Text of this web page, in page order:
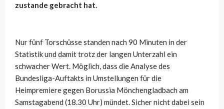
zustande gebracht hat.
Nur fünf Torschüsse standen nach 90 Minuten in der
Statistik und damit trotz der langen Unterzahl ein
schwacher Wert. Möglich, dass die Analyse des
Bundesliga-Auftakts in Umstellungen für die
Heimpremiere gegen Borussia Mönchengladbach am
Samstagabend (18.30 Uhr) mündet. Sicher nicht dabei sein